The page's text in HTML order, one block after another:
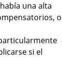
una alta
si el